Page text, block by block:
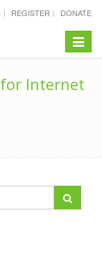
REGISTER DONATE
Toggle
for Internet